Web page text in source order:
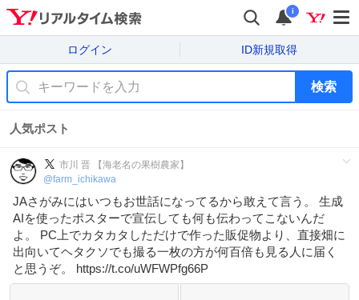
i
ログイン ID新規取得
検索
人気ポスト
市川 晋 【海老名の果樹農家】
@farm_ichikawa
JAさがみにはいつもお世話になってるから敢えて言う。 生成
AIを使ったポスターで宣伝しても何も伝わってこないんだ
よ。 PC上でカタカタしただけで作った販促物より、直接畑に
出向いてヘタクソでも撮る一枚の方が何百倍も見る人に届く
と思うぞ。 https://t.co/uWFWPfg66P